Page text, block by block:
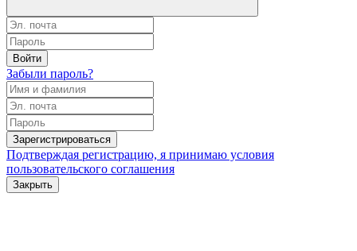
Войти
Забыли пароль?
Зарегистрироваться
Подтверждая регистрацию, я принимаю условия
пользовательского соглашения
Закрыть